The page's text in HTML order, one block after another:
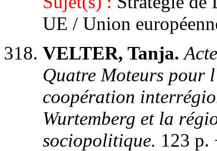
UE / Union
VELTER, Tanja.
Quatre Moteurs pour
coopération
Wurtemberg et la
sociopolitique. 123 p.